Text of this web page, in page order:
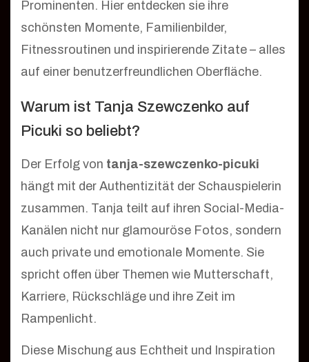
Prominenten. Hier entdecken sie ihre
schönsten Momente, Familienbilder,
Fitnessroutinen und inspirierende Zitate – alles
auf einer benutzerfreundlichen Oberfläche.
Warum ist Tanja Szewczenko auf
Picuki so beliebt?
Der Erfolg von tanja-szewczenko-picuki
hängt mit der Authentizität der Schauspielerin
zusammen. Tanja teilt auf ihren Social-Media-
Kanälen nicht nur glamouröse Fotos, sondern
auch private und emotionale Momente. Sie
spricht offen über Themen wie Mutterschaft,
Karriere, Rückschläge und ihre Zeit im
Rampenlicht.
Diese Mischung aus Echtheit und Inspiration